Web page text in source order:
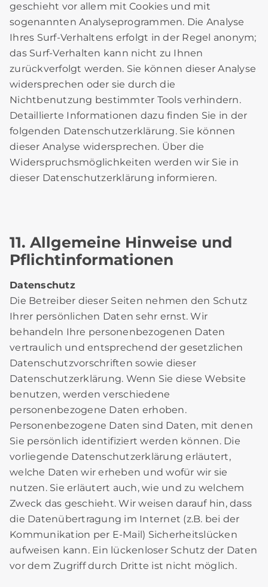
geschieht vor allem mit Cookies und mit
sogenannten Analyseprogrammen. Die Analyse
Ihres Surf-Verhaltens erfolgt in der Regel anonym;
das Surf-Verhalten kann nicht zu Ihnen
zurückverfolgt werden. Sie können dieser Analyse
widersprechen oder sie durch die
Nichtbenutzung bestimmter Tools verhindern.
Detaillierte Informationen dazu finden Sie in der
folgenden Datenschutzerklärung. Sie können
dieser Analyse widersprechen. Über die
Widerspruchsmöglichkeiten werden wir Sie in
dieser Datenschutzerklärung informieren.
11. Allgemeine Hinweise und
Pflichtinformationen
Datenschutz
Die Betreiber dieser Seiten nehmen den Schutz
Ihrer persönlichen Daten sehr ernst. Wir
behandeln Ihre personenbezogenen Daten
vertraulich und entsprechend der gesetzlichen
Datenschutzvorschriften sowie dieser
Datenschutzerklärung. Wenn Sie diese Website
benutzen, werden verschiedene
personenbezogene Daten erhoben.
Personenbezogene Daten sind Daten, mit denen
Sie persönlich identifiziert werden können. Die
vorliegende Datenschutzerklärung erläutert,
welche Daten wir erheben und wofür wir sie
nutzen. Sie erläutert auch, wie und zu welchem
Zweck das geschieht. Wir weisen darauf hin, dass
die Datenübertragung im Internet (z.B. bei der
Kommunikation per E-Mail) Sicherheitslücken
aufweisen kann. Ein lückenloser Schutz der Daten
vor dem Zugriff durch Dritte ist nicht möglich.